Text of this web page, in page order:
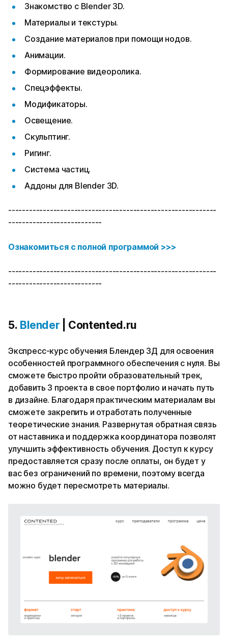
Знакомство с Blender 3D.
Материалы и текстуры.
Создание материалов при помощи нодов.
Анимации.
Формирование видеоролика.
Спецэффекты.
Модификаторы.
Освещение.
Скульптинг.
Ригинг.
Система частиц.
Аддоны для Blender 3D.
------------------------------------------------------------
---------------------------
Ознакомиться с полной программой >>>
------------------------------------------------------------
---------------------------
5. Blender | Contented.ru
Экспресс-курс обучения Блендер 3Д для освоения
особенностей программного обеспечения с нуля. Вы
сможете быстро пройти образовательный трек,
добавить 3 проекта в свое портфолио и начать путь
в дизайне. Благодаря практическим материалам вы
сможете закрепить и отработать полученные
теоретические знания. Развернутая обратная связь
от наставника и поддержка координатора позволят
улучшить эффективность обучения. Доступ к курсу
предоставляется сразу после оплаты, он будет у
вас без ограничений по времени, поэтому всегда
можно будет пересмотреть материалы.